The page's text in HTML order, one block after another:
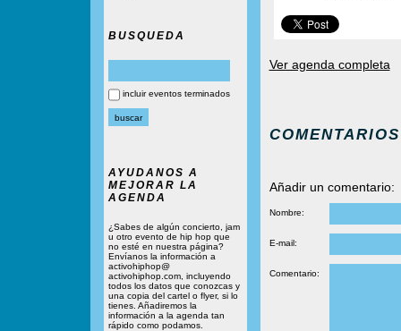
BUSQUEDA
incluir eventos terminados
AYUDANOS A
MEJORAR LA
AGENDA
¿Sabes de algún concierto, jam
u otro evento de hip hop que
no esté en nuestra página?
Envíanos la información a
activohiphop@
activohiphop.com, incluyendo
todos los datos que conozcas y
una copia del cartel o flyer, si lo
tienes. Añadiremos la
información a la agenda tan
rápido como podamos.
Ver agenda completa
COMENTARIOS
Añadir un comentario:
Nombre:
E-mail:
Comentario: